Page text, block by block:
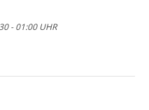
- 01:00 UHR